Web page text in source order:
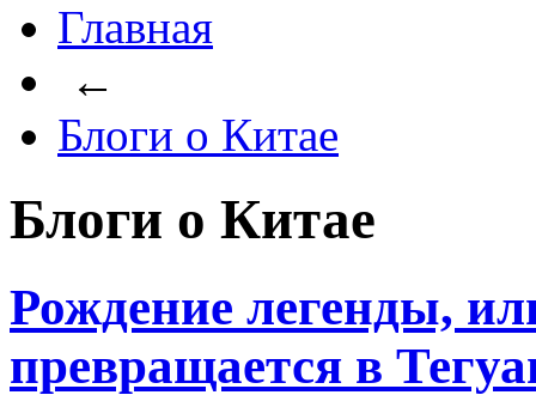
Главная
←
Блоги о Китае
Блоги о Китае
Рождение легенды,
превращается в